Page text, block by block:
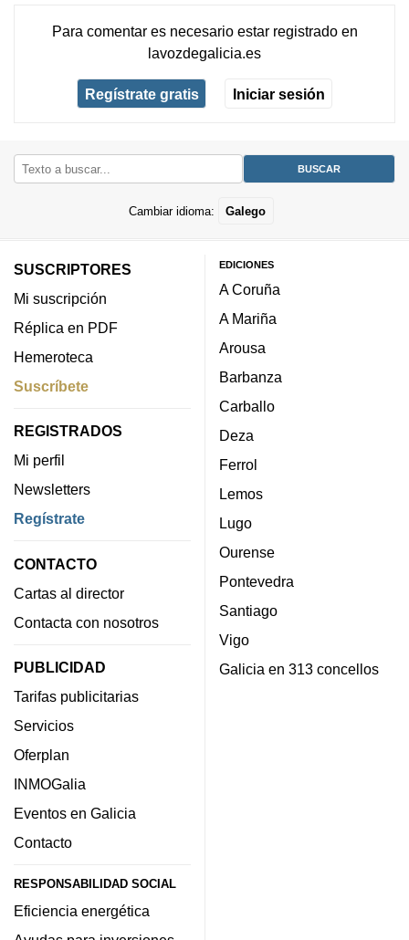
Para comentar es necesario estar registradoen
lavozdegalicia.es
Regístrate gratis Iniciar sesión
Cambiar idioma: Galego
SUSCRIPTORES
Mi suscripción
Réplica en PDF
Hemeroteca
Suscríbete
REGISTRADOS
Mi perfil
Newsletters
Regístrate
CONTACTO
Cartas al director
Contacta con nosotros
PUBLICIDAD
Tarifas publicitarias
Servicios
Oferplan
INMOGalia
Eventos en Galicia
Contacto
RESPONSABILIDAD SOCIAL
Eficiencia energética
EDICIONES
A Coruña
A Mariña
Arousa
Barbanza
Carballo
Deza
Ferrol
Lemos
Lugo
Ourense
Pontevedra
Santiago
Vigo
Galicia en 313 concellos